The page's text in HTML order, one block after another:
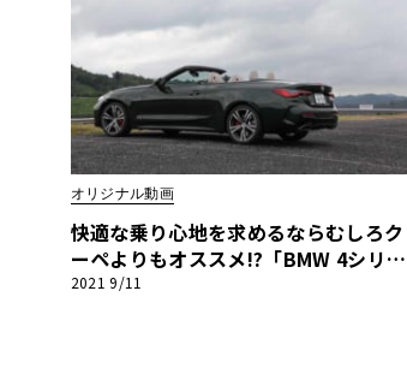
オリジナル動画
快適な乗り心地を求めるならむしろク
ーペよりもオススメ!?「BMW 4シリー
ズカブリオレ」【河口まなぶ動画試乗
2021 9/11